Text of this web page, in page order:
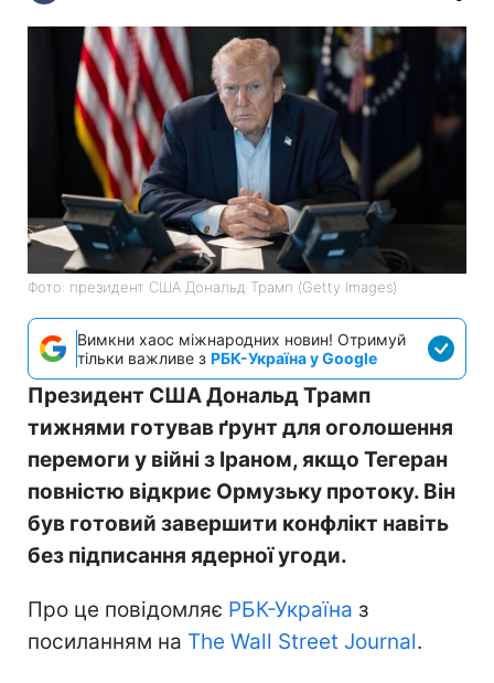
Фото: президент США Дональд Трамп (Getty Images)
Вимкни хаос міжнародних новин! Отримуй
тільки важливе з РБК-Україна у Google
Президент США Дональд Трамп
тижнями готував ґрунт для оголошення
перемоги у війні з Іраном, якщо Тегеран
повністю відкриє Ормузьку протоку. Він
був готовий завершити конфлікт навіть
без підписання ядерної угоди.
Про це повідомляє РБК-Україна з
посиланням на The Wall Street Journal.